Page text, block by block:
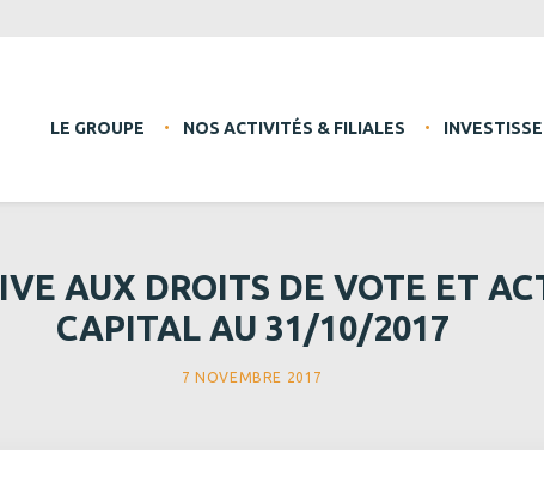
LE GROUPE NOS ACTIVITÉS & FILIALES
AUX DROITS DE VOTE ET
CAPITAL AU 31/10/2017
7 NOVEMBRE 2017